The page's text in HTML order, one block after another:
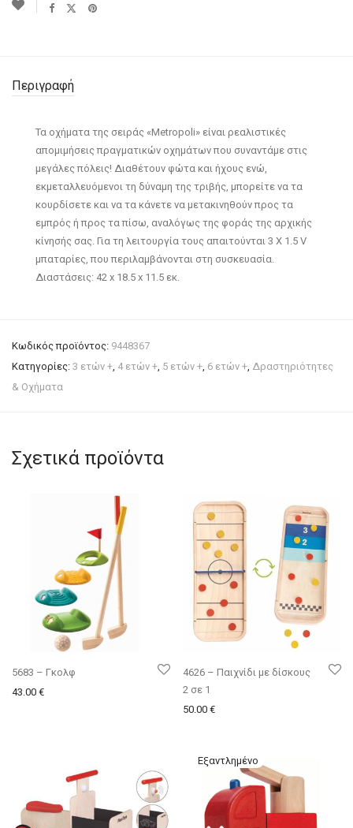
Περιγραφή
Τα οχήματα της σειράς «Metropoli» είναι ρεαλιστικές
απομιμήσεις πραγματικών οχημάτων που συναντάμε στις
μεγάλες πόλεις! Διαθέτουν φώτα και ήχους ενώ,
εκμεταλλευόμενοι τη δύναμη της τριβής, μπορείτε να τα
κουρδίσετε και να τα κάνετε να μετακινηθούν προς τα
εμπρός ή προς τα πίσω, αναλόγως της φοράς της αρχικής
κίνησής σας. Για τη λειτουργία τους απαιτούνται 3 X 1.5 V
μπαταρίες, που περιλαμβάνονται στη συσκευασία.
Διαστάσεις: 42 x 18.5 x 11.5 εκ.
Κωδικός προϊόντος: 9448367
Κατηγορίες: 3 ετών +, 4 ετών +, 5 ετών +, 6 ετών +, Δραστηριότητες
& Οχήματα
Σχετικά προϊόντα
5683 – Γκολφ
43.00 €
4626 – Παιχνίδι με δίσκους
2 σε 1
50.00 €